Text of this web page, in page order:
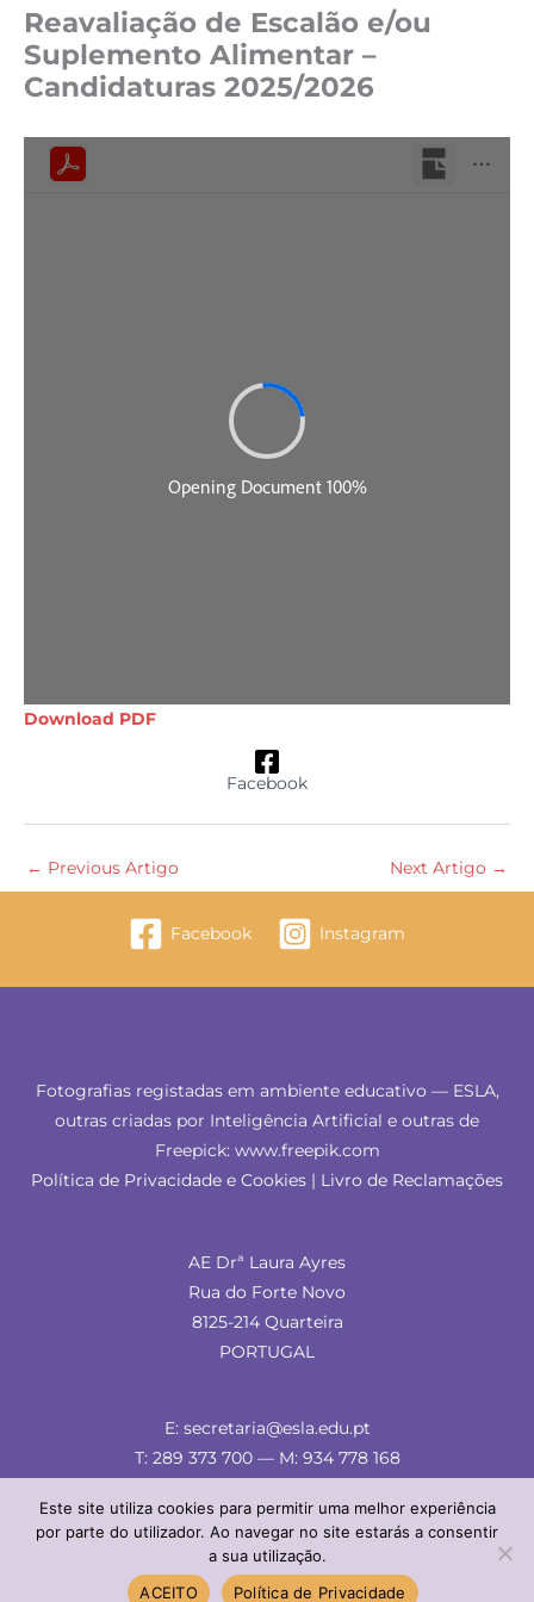
Reavaliação de Escalão e/ou
Suplemento Alimentar –
Candidaturas 2025/2026
Download PDF
Facebook
← Previous Artigo Next Artigo →
Facebook Instagram
Fotografias registadas em ambiente educativo — ESLA,
outras criadas por Inteligência Artificial e outras de
Freepick: www.freepik.com
Política de Privacidade e Cookies | Livro de Reclamações
AE Drª Laura Ayres
Rua do Forte Novo
8125-214 Quarteira
PORTUGAL
E: secretaria@esla.edu.pt
T: 289 373 700 — M: 934 778 168
© ESLA 2024 — comunicação & imagem
Este site utiliza cookies para permitir uma melhor experiência
por parte do utilizador. Ao navegar no site estarás a consentir
a sua utilização.
ACEITO
Política de Privacidade